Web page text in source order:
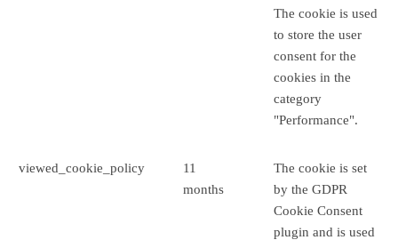
The cookie is used
to store the user
consent for the
cookies in the
category
"Performance".
viewed_cookie_policy
11
months
The cookie is set
by the GDPR
Cookie Consent
plugin and is used